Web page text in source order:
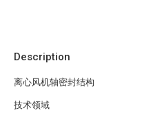
Description
离心风机轴密封结构
技术领域